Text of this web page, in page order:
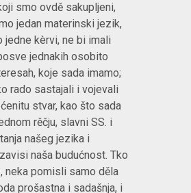
smo ovdě sakupljeni,
jedan materinski jezik,
jedne kèrvi, ne bi imali
jednakih osobito
koje sada imamo;
rado sastajali i vojevali
stvar, kao što sada
rěčju, slavni SS. i
našeg jezika i
naša budućnost. Tko
neka pomisli samo děla
prošastna i sadašnja, i